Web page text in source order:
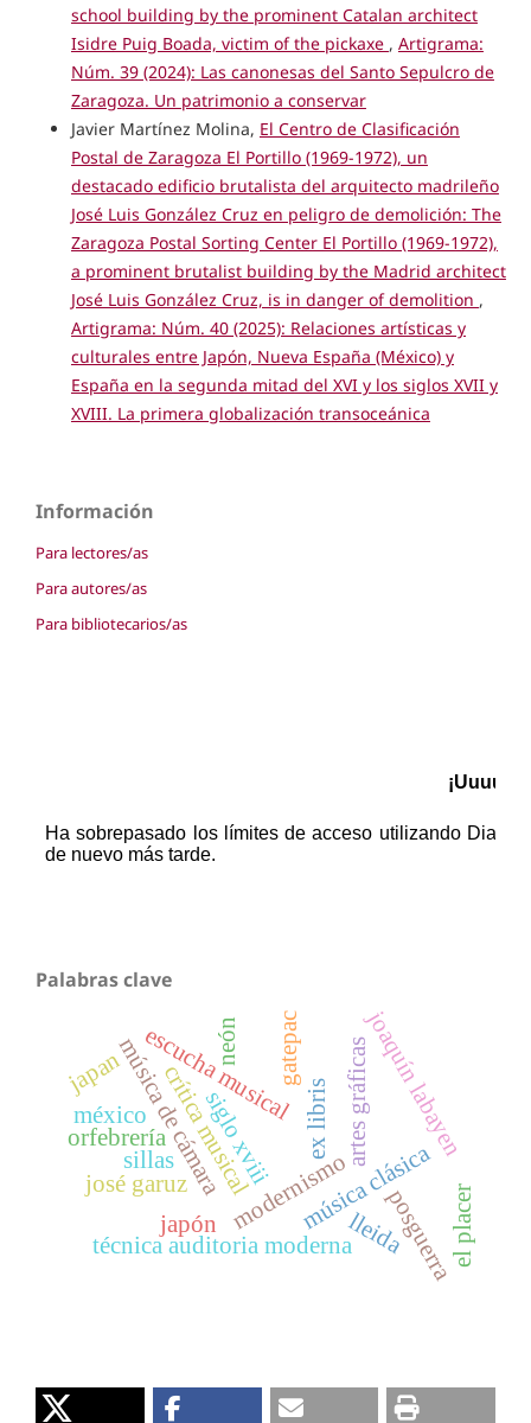
school building by the prominent Catalan architect
Isidre Puig Boada, victim of the pickaxe , Artigrama:
Núm. 39 (2024): Las canonesas del Santo Sepulcro de
Zaragoza. Un patrimonio a conservar
Javier Martínez Molina, El Centro de Clasificación
Postal de Zaragoza El Portillo (1969-1972), un
destacado edificio brutalista del arquitecto madrileño
José Luis González Cruz en peligro de demolición: The
Zaragoza Postal Sorting Center El Portillo (1969-1972),
a prominent brutalist building by the Madrid architect
José Luis González Cruz, is in danger of demolition ,
Artigrama: Núm. 40 (2025): Relaciones artísticas y
culturales entre Japón, Nueva España (México) y
España en la segunda mitad del XVI y los siglos XVII y
XVIII. La primera globalización transoceánica
Información
Para lectores/as
Para autores/as
Para bibliotecarios/as
Palabras clave
modernismo
artes gráficas
ex libris
escucha musical
técnica auditoria moderna
música clásica
crítica musical
música de cámara
sillas joaquín labayen
gatepac
posguerra
neón
lleida
orfebrería siglo xviii
josé garuz
japón
méxico
japan
el placer